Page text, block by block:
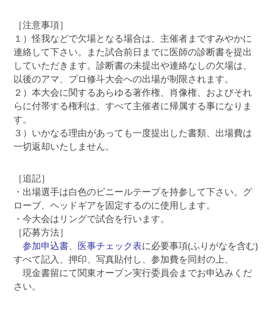
［注意事項］
１）怪我などで欠場となる場合は、主催者まですみやかに
連絡して下さい。また試合前日までに医師の診断書を提出
していただきます。診断書の未提出や連絡なしの欠場は、
以後のアマ、プロ修斗大会への出場が制限されます。
２）本大会に関するあらゆる著作権、肖像権、およびそれ
らに付帯する権利は、すべて主催者に帰属する事になりま
す。
３）いかなる理由があっても一度提出した書類、出場費は
一切返却いたしません。
［追記］
・出場選手は白色のビニールテープを持参して下さい。グ
ローブ、ヘッドギアを固定するのに使用します。
・今大会はリングで試合を行います。
［応募方法］
参加申込書、 医事チェック表に必要事項(ふりがなを含む)
すべて記入、押印、写真貼付し、参加費を同封の上、
現金書留にて関東オープン実行委員会までお申込みくだ
さい。